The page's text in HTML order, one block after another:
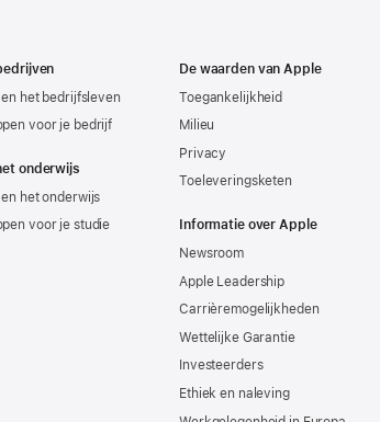
en het bedrijfsleven
voor je bedrijf
onderwijs
het onderwijs
voor je studie
De waarden van Apple
Toegankelijkheid
Milieu
Privacy
Toeleveringsketen
Informatie over Apple
Newsroom
Apple Leadership
Carrièremogelijkheden
Wettelijke Garantie
Investeerders
Ethiek en naleving